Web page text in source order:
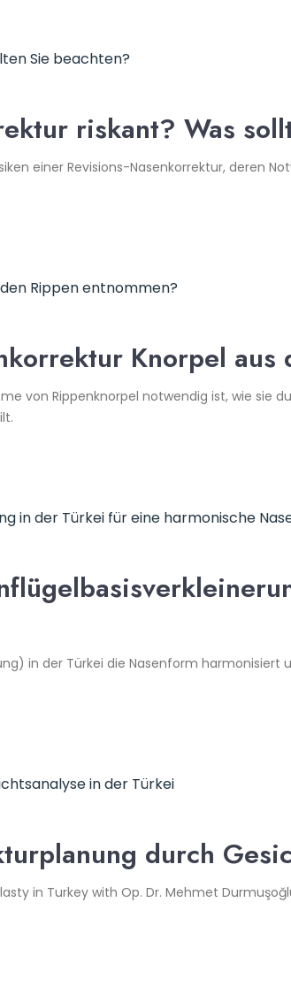
riskant? Was
einer Revisions-Nasenkorrektur, deren
Knorpel aus
von Rippenknorpel notwendig ist, wie sie
in der Türkei die Nasenform
durch
in Turkey with Op. Dr. Mehmet